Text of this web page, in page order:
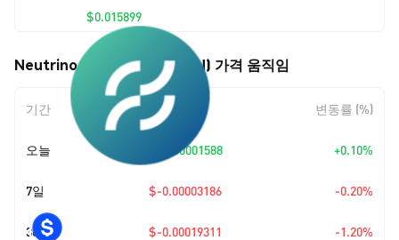
$0.015899
Neutrino Index Token (XTN) 가격 움직임
기간 변동 폭 변동률 (%)
오늘 $0.00001588 +0.10%
7일 $-0.00003186 -0.20%
30일 $-0.00019311 -1.20%